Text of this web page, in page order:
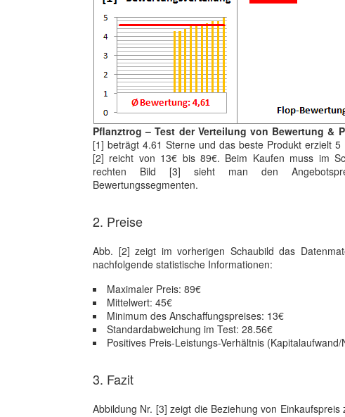
Pflanztrog – Test der Verteilung von Bewertung &
[1] beträgt 4.61 Sterne und das beste Produkt erzielt
[2] reicht von 13€ bis 89€. Beim Kaufen muss im
rechten Bild [3] sieht man den
Bewertungssegmenten.
2. Preise
Abb. [2] zeigt im vorherigen Schaubild das
nachfolgende statistische Informationen:
Maximaler Preis: 89€
Mittelwert: 45€
Minimum des Anschaffungspreises: 13€
Standardabweichung im Test: 28.56€
Positives Preis-Leistungs-Verhältnis
3. Fazit
Abbildung Nr. [3] zeigt die Beziehung von